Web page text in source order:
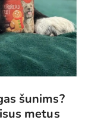
šunims?
metus